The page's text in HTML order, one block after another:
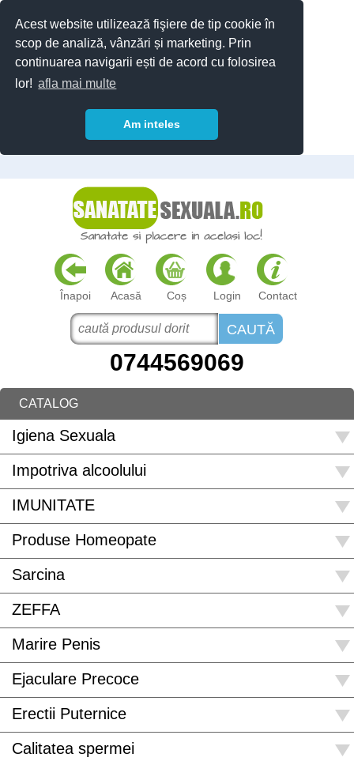
Acest website utilizează fişiere de tip cookie în
scop de analiză, vânzări și marketing. Prin
continuarea navigarii ești de acord cu folosirea
lor! afla mai multe
Am inteles
Înapoi Acasă Coș Login Contact
0744569069
CATALOG
Igiena Sexuala
Impotriva alcoolului
IMUNITATE
Produse Homeopate
Sarcina
ZEFFA
Marire Penis
Ejaculare Precoce
Erectii Puternice
Calitatea spermei